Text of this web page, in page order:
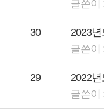
30
2023
29
2022